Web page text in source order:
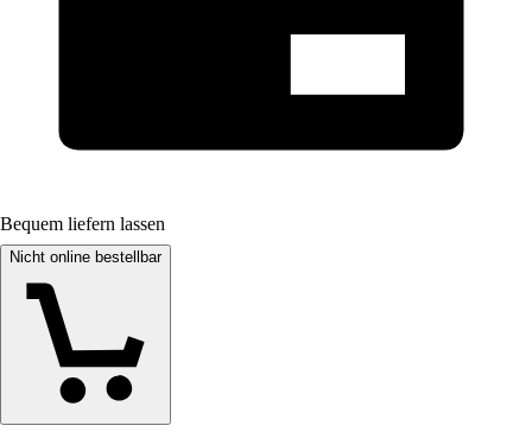
Bequem liefern lassen
Nicht online bestellbar